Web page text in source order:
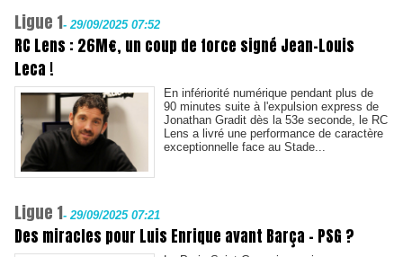
Ligue 1- 29/09/2025 07:52
RC Lens : 26M€, un coup de force signé Jean-Louis
Leca !
En infériorité numérique pendant plus de
90 minutes suite à l'expulsion express de
Jonathan Gradit dès la 53e seconde, le RC
Lens a livré une performance de caractère
exceptionnelle face au Stade...
Ligue 1- 29/09/2025 07:21
Des miracles pour Luis Enrique avant Barça - PSG ?